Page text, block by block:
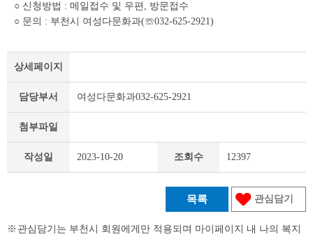
○ 신청방법 : 메일접수 및 우편, 방문접수
○ 문의 : 부천시 여성다문화과(☏032-625-2921)
상세페이지
담당부서 여성다문화과032-625-2921
첨부파일
작성일 2023-10-20 조회수 12397
목록 관심담기
관심담기는 부천시 회원에게만 적용되며 마이페이지 내 나의 복지